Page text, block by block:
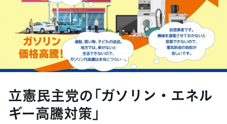
立憲民主党の「ガソリン・エネル
ギー高騰対策」